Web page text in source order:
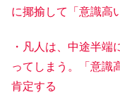
に揶揄して「意識高
・凡人は、中途半
ってしまう。「意識
肯定する